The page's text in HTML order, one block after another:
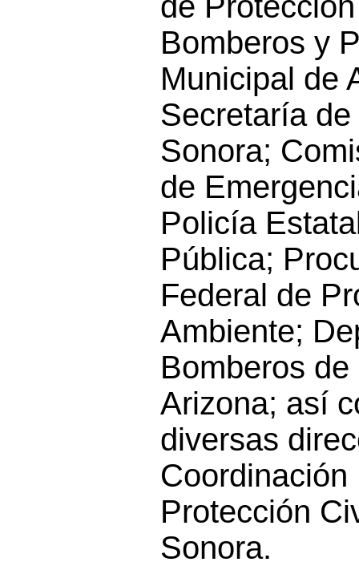
Bomberos y
Municipal de
Secretaría
Sonora;
de
Policía
Pública;
Federal de
Ambiente;
Bomberos
Arizona; así
diversas
Coordinación
Protección
Sonora.